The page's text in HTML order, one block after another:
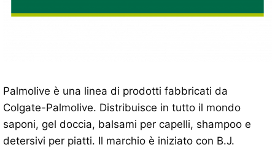
Palmolive è una linea di prodotti fabbricati da
Colgate-Palmolive. Distribuisce in tutto il mondo
saponi, gel doccia, balsami per capelli, shampoo e
detersivi per piatti. Il marchio è iniziato con B.J.